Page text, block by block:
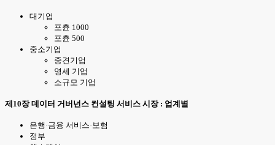
대기업
포츈 1000
포츈 500
중소기업
중견기업
영세 기업
소규모 기업
제10장 데이터 거버넌스 컨설팅 서비스 시장 : 업계별
은행·금융 서비스·보험
정부